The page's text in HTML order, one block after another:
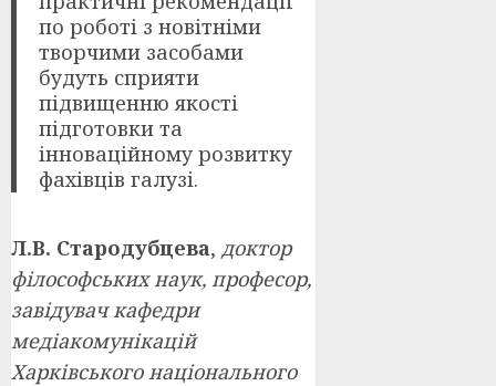
по роботі з новітніми
творчими засобами
будуть сприяти
підвищенню якості
підготовки та
інноваційному розвитку
фахівців галузі.
Л.В. Стародубцева, доктор
філософських наук, професор,
завідувач кафедри
медіакомунікацій
Харківського національного